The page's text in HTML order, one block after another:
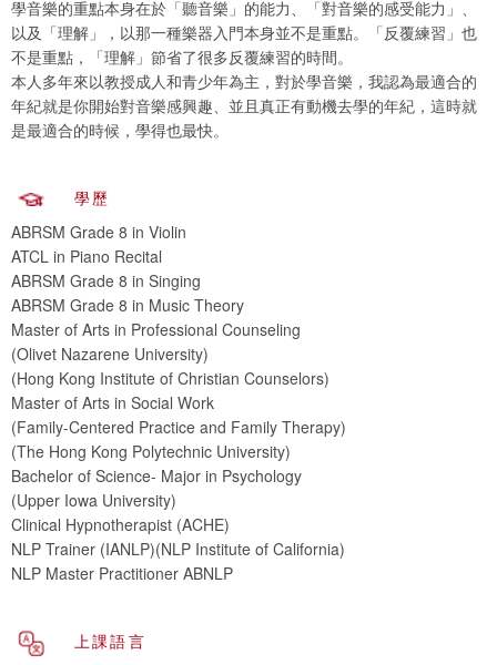
學音樂的重點本身在於「聽音樂」的能力、「對音樂的感受能力」、
以及「理解」，以那一種樂器入門本身並不是重點。「反覆練習」也
不是重點，「理解」節省了很多反覆練習的時間。
本人多年來以教授成人和青少年為主，對於學音樂，我認為最適合的
年紀就是你開始對音樂感興趣、並且真正有動機去學的年紀，這時就
學歷
ABRSM Grade 8 in Violin
ATCL in Piano Recital
ABRSM Grade 8 in Singing
ABRSM Grade 8 in Music Theory
Master of Arts in Professional Counseling
(Olivet Nazarene University)
(Hong Kong Institute of Christian Counselors)
Master of Arts in Social Work
(Family-Centered Practice and Family Therapy)
(The Hong Kong Polytechnic University)
Bachelor of Science- Major in Psychology
(Upper Iowa University)
Clinical Hypnotherapist (ACHE)
NLP Trainer (IANLP)(NLP Institute of California)
NLP Master Practitioner ABNLP
上課語言